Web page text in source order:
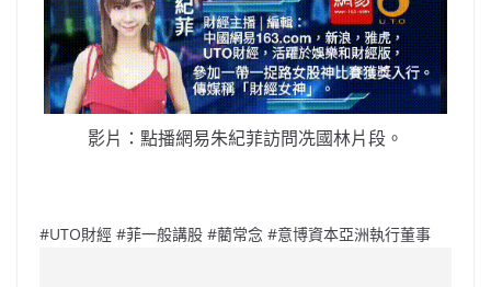
影片：點播網易朱紀菲訪問冼國林片段。
#UTO財經 #菲一般講股 #藺常念 #意博資本亞洲執行董事